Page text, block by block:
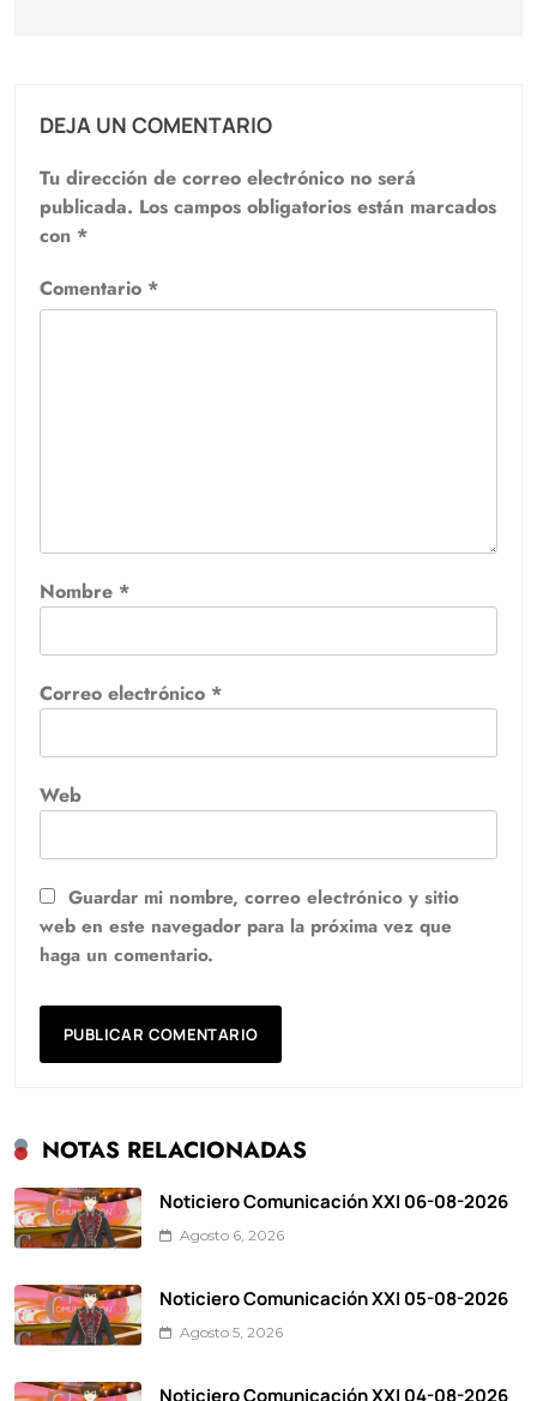
DEJA UN COMENTARIO
Tu dirección de correo electrónico no será
publicada. Los campos obligatorios están marcados
con *
Comentario *
Nombre *
Correo electrónico *
Web
Guardar mi nombre, correo electrónico y sitio
web en este navegador para la próxima vez que
haga un comentario.
NOTAS RELACIONADAS
Noticiero Comunicación XXI 06-08-2026
Agosto 6, 2026
Noticiero Comunicación XXI 05-08-2026
Agosto 5, 2026
Noticiero Comunicación XXI 04-08-2026